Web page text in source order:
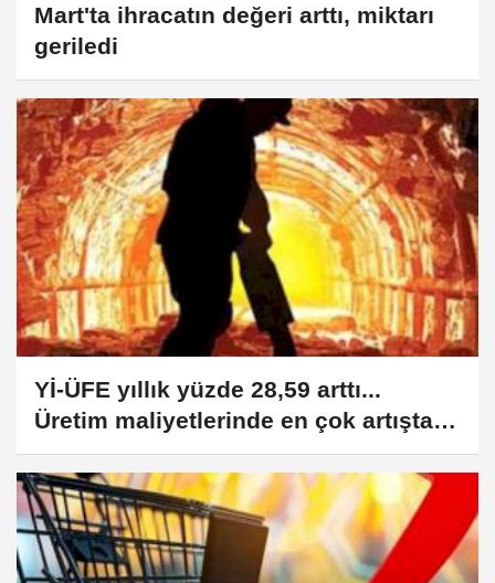
Mart'ta ihracatın değeri arttı, miktarı
geriledi
Yİ-ÜFE yıllık yüzde 28,59 arttı...
Üretim maliyetlerinde en çok artışta
madencilikte